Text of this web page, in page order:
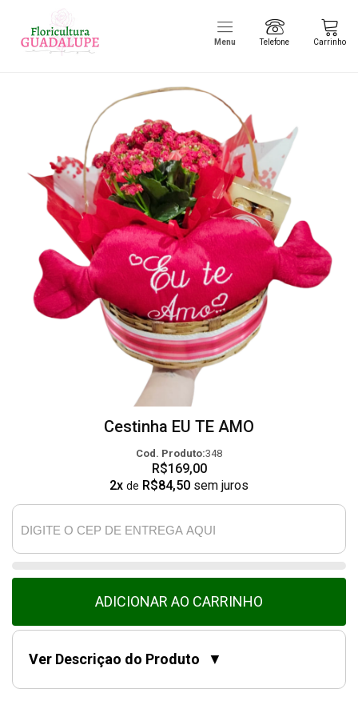
Menu Telefone Carrinho
Cestinha EU TE AMO
Cod. Produto:348
R$169,00
2x de R$84,50 sem juros
ADICIONAR AO CARRINHO
Ver Descriçao do Produto ▼